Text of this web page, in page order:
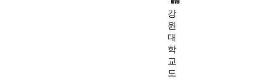
강
원
대
학
교
도